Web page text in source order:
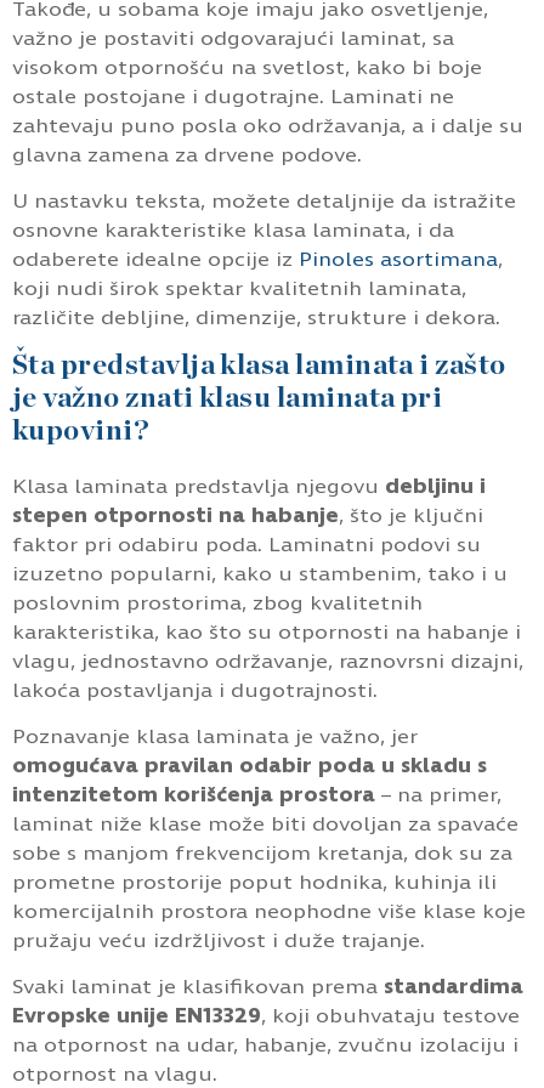
Takođe, u sobama koje imaju jako osvetljenje,
važno je postaviti odgovarajući laminat, sa
visokom otpornošću na svetlost, kako bi boje
ostale postojane i dugotrajne. Laminati ne
zahtevaju puno posla oko održavanja, a i dalje su
glavna zamena za drvene podove.
U nastavku teksta, možete detaljnije da istražite
osnovne karakteristike klasa laminata, i da
odaberete idealne opcije iz Pinoles asortimana,
koji nudi širok spektar kvalitetnih laminata,
različite debljine, dimenzije, strukture i dekora.
Šta predstavlja klasa laminata i zašto
je važno znati klasu laminata pri
kupovini?
Klasa laminata predstavlja njegovu debljinu i
stepen otpornosti na habanje, što je ključni
faktor pri odabiru poda. Laminatni podovi su
izuzetno popularni, kako u stambenim, tako i u
poslovnim prostorima, zbog kvalitetnih
karakteristika, kao što su otpornosti na habanje i
vlagu, jednostavno održavanje, raznovrsni dizajni,
lakoća postavljanja i dugotrajnosti.
Poznavanje klasa laminata je važno, jer
omogućava pravilan odabir poda u skladu s
intenzitetom korišćenja prostora – na primer,
laminat niže klase može biti dovoljan za spavaće
sobe s manjom frekvencijom kretanja, dok su za
prometne prostorije poput hodnika, kuhinja ili
komercijalnih prostora neophodne više klase koje
pružaju veću izdržljivost i duže trajanje.
Svaki laminat je klasifikovan prema standardima
Evropske unije EN13329, koji obuhvataju testove
na otpornost na udar, habanje, zvučnu izolaciju i
otpornost na vlagu.